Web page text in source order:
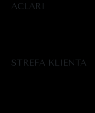
ACLARI
STREFA KLIENTA